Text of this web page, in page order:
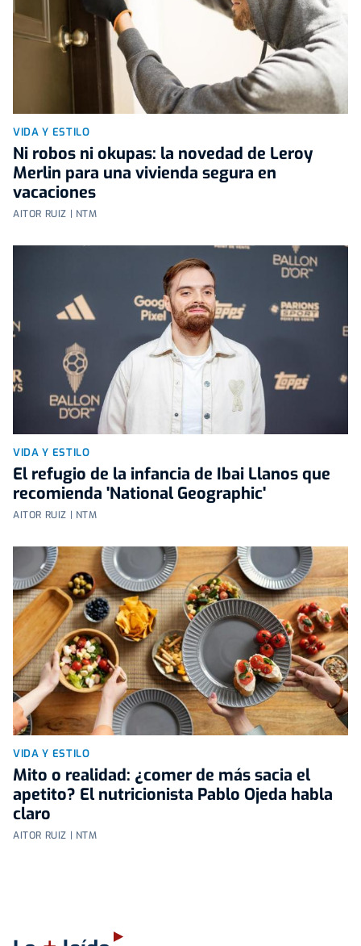
VIDA Y ESTILO
Ni robos ni okupas: la novedad de Leroy
Merlin para una vivienda segura en
vacaciones
AITOR RUIZ | NTM
VIDA Y ESTILO
El refugio de la infancia de Ibai Llanos que
recomienda 'National Geographic'
AITOR RUIZ | NTM
VIDA Y ESTILO
Mito o realidad: ¿comer de más sacia el
apetito? El nutricionista Pablo Ojeda habla
claro
AITOR RUIZ | NTM